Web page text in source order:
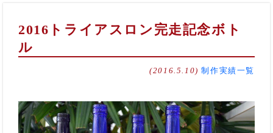
2016トライアスロン完走記念ボト
ル
(2016.5.10) 制作実績一覧